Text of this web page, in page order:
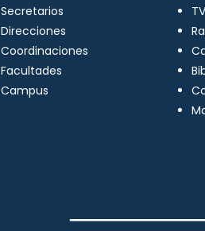
Secretarios
Direcciones
Coordinaciones
Facultades
Campus